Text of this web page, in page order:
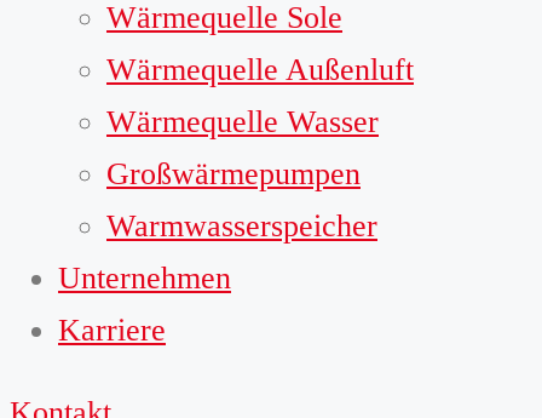
Wärmequelle Sole
Wärmequelle Außenluft
Wärmequelle Wasser
Großwärmepumpen
Warmwasserspeicher
Unternehmen
Karriere